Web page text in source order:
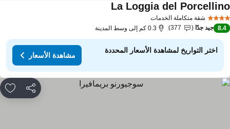
شقة متكاملة الخدمات
La Loggia del
8.4 جيد جدًا 377 0.3 كم إلى وسط المدينة
اختر التواريخ لمشاهدة الأسعار المحددة
مشاهدة الأسعار
مشاركة